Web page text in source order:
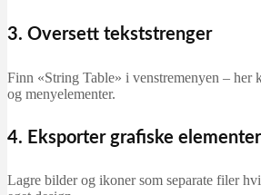
3. Oversett tekststrenger
Finn «String Table» i venstremenyen – her
og menyelementer.
4. Eksporter grafiske elementer
Lagre bilder og ikoner som separate filer